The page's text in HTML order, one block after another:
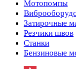
Мотопомпы
Затирочные
Резчики швов
Станки
Бензиновые